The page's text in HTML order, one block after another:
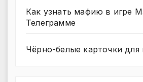
Как узнать мафию в игре
Телеграмме
Чёрно-белые карточки